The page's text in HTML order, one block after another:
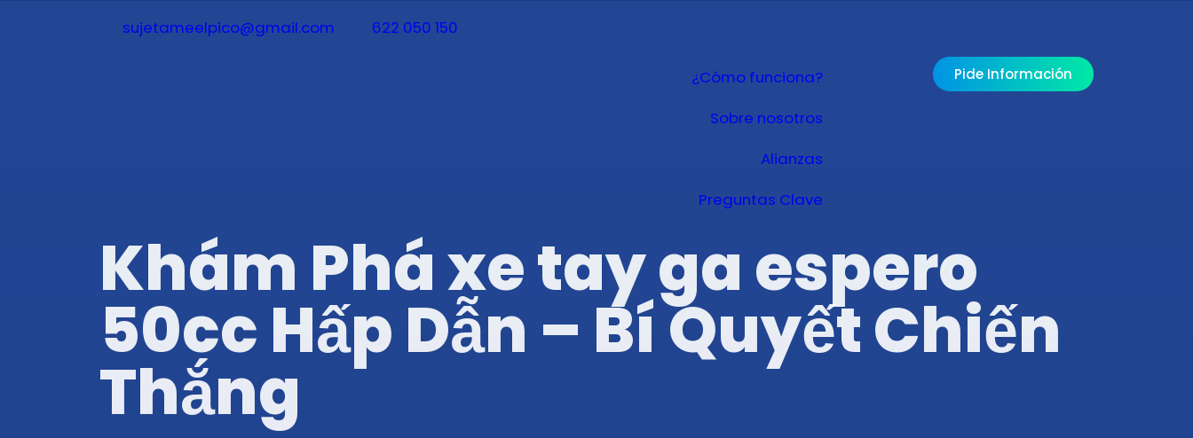
sujetameelpico@gmail.com 622 050 150
¿Cómo funciona?
Sobre nosotros
Alianzas
Preguntas Clave
Pide Información
Khám Phá xe tay ga espero
50cc Hấp Dẫn – Bí Quyết Chiến
Thắng